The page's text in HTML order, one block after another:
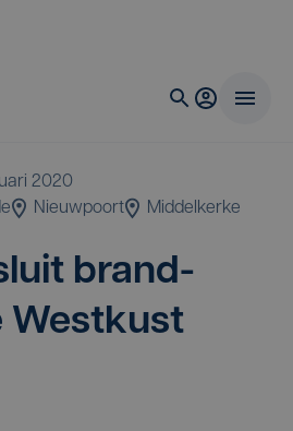
2020
Nieuwpoort Middelkerke
brand­
West­kust